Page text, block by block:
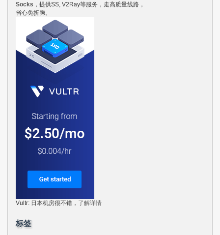
Socks ，提供SS, V2Ray等服务，走高质量线路，
省心免折腾。
Vultr: 日本机房很不错， 了解详情
标签